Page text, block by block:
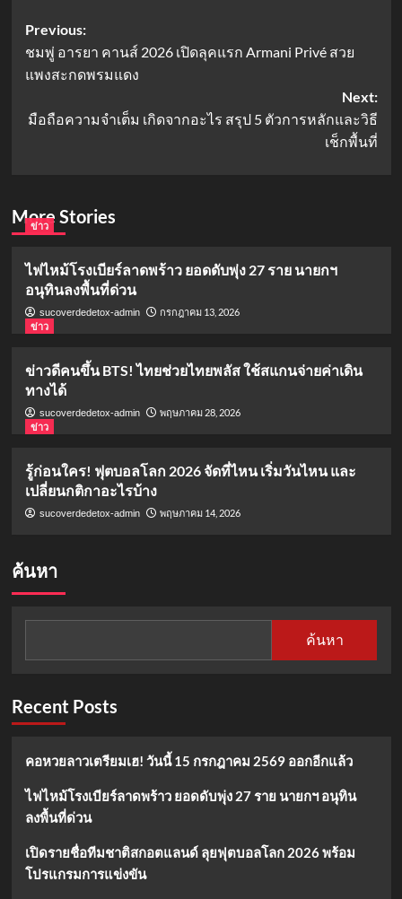
Post
navigation
Previous:
ชมพู่ อารยา คานส์ 2026 เปิดลุคแรก Armani Privé สวย
แพงสะกดพรมแดง
Next:
มือถือความจำเต็ม เกิดจากอะไร สรุป 5 ตัวการหลักและวิธี
เช็กพื้นที่
More Stories
ข่าว
ไฟไหม้โรงเบียร์ลาดพร้าว ยอดดับพุ่ง 27 ราย นายกฯ
อนุทินลงพื้นที่ด่วน
sucoverdedetox-admin
กรกฎาคม 13, 2026
ข่าว
ข่าวดีคนขึ้น BTS! ไทยช่วยไทยพลัส ใช้สแกนจ่ายค่าเดิน
ทางได้
sucoverdedetox-admin
พฤษภาคม 28, 2026
ข่าว
รู้ก่อนใคร! ฟุตบอลโลก 2026 จัดที่ไหน เริ่มวันไหน และ
เปลี่ยนกติกาอะไรบ้าง
sucoverdedetox-admin พฤษภาคม 14, 2026
ค้นหา
ค้นหา
Recent Posts
คอหวยลาวเตรียมเฮ! วันนี้ 15 กรกฎาคม 2569 ออกอีกแล้ว
ไฟไหม้โรงเบียร์ลาดพร้าว ยอดดับพุ่ง 27 ราย นายกฯ อนุทิน
ลงพื้นที่ด่วน
เปิดรายชื่อทีมชาติสกอตแลนด์ ลุยฟุตบอลโลก 2026 พร้อม
โปรแกรมการแข่งขัน